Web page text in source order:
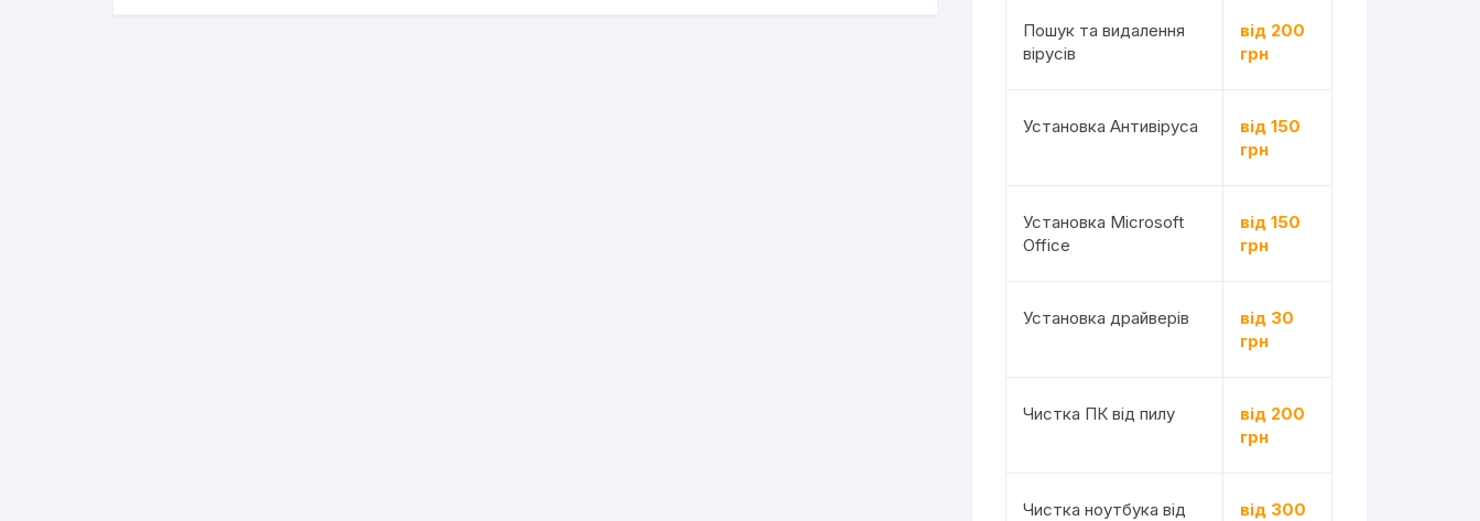
Пошук та видалення
вірусів
від 200
грн
Установка Антивіруса
від 150
грн
Установка Microsoft
Office
від 150
грн
Установка драйверів
від 30
грн
Чистка ПК від пилу
від 200
грн
Чистка ноутбука від
від 300